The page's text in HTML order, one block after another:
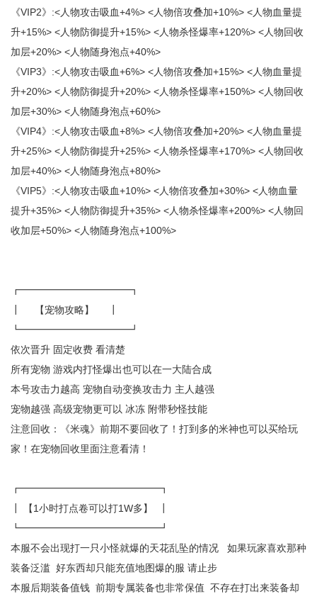
《VIP2》:<人物攻击吸血+4%> <人物倍攻叠加+10%> <人物血量提
升+15%> <人物防御提升+15%> <人物杀怪爆率+120%> <人物回收
加层+20%> <人物随身泡点+40%>
《VIP3》:<人物攻击吸血+6%> <人物倍攻叠加+15%> <人物血量提
升+20%> <人物防御提升+20%> <人物杀怪爆率+150%> <人物回收
加层+30%> <人物随身泡点+60%>
《VIP4》:<人物攻击吸血+8%> <人物倍攻叠加+20%> <人物血量提
升+25%> <人物防御提升+25%> <人物杀怪爆率+170%> <人物回收
加层+40%> <人物随身泡点+80%>
《VIP5》:<人物攻击吸血+10%> <人物倍攻叠加+30%> <人物血量
提升+35%> <人物防御提升+35%> <人物杀怪爆率+200%> <人物回
收加层+50%> <人物随身泡点+100%>
┏━━━━━━━━━━━┓
┃ 【宠物攻略】 ┃
┗━━━━━━━━━━━┛
依次晋升 固定收费 看清楚
所有宠物 游戏内打怪爆出也可以在一大陆合成
本号攻击力越高 宠物自动变换攻击力 主人越强
宠物越强 高级宠物更可以 冰冻 附带秒怪技能
注意回收：《米魂》前期不要回收了！打到多的米神也可以买给玩
家！在宠物回收里面注意看清！
┏━━━━━━━━━━━━━━┓
┃ 【1小时打点卷可以打1W多】 ┃
┗━━━━━━━━━━━━━━┛
本服不会出现打一只小怪就爆的天花乱坠的情况 如果玩家喜欢那种
装备泛滥 好东西却只能充值地图爆的服 请止步
本服后期装备值钱 前期专属装备也非常保值 不存在打出来装备却